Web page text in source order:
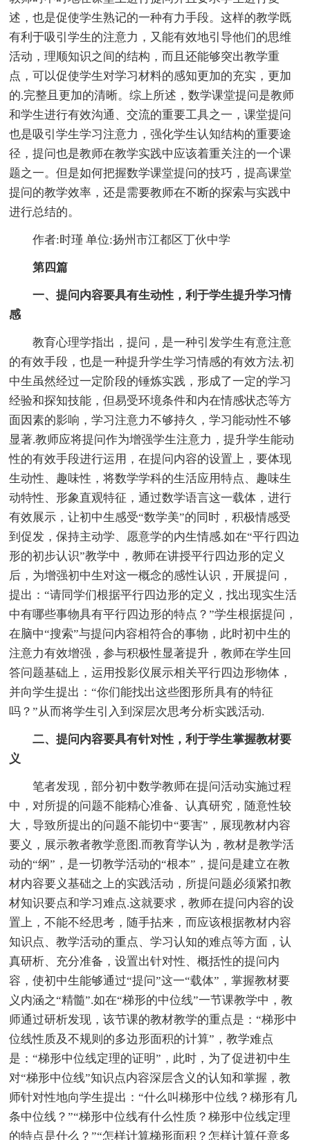
述，也是促使学生熟记的一种有力手段。这样的教学既
有利于吸引学生的注意力，又能有效地引导他们的思维
活动，理顺知识之间的结构，而且还能够突出教学重
点，可以促使学生对学习材料的感知更加的充实，更加
的.完整且更加的清晰。综上所述，数学课堂提问是教师
和学生进行有效沟通、交流的重要工具之一，课堂提问
也是吸引学生学习注意力，强化学生认知结构的重要途
径，提问也是教师在教学实践中应该着重关注的一个课
题之一。但是如何把握数学课堂提问的技巧，提高课堂
提问的教学效率，还是需要教师在不断的探索与实践中
进行总结的。
作者:时瑾 单位:扬州市江都区丁伙中学
第四篇
一、提问内容要具有生动性，利于学生提升学习情
感
教育心理学指出，提问，是一种引发学生有意注意
的有效手段，也是一种提升学生学习情感的有效方法.初
中生虽然经过一定阶段的锤炼实践，形成了一定的学习
经验和探知技能，但易受环境条件和内在情感状态等方
面因素的影响，学习注意力不够持久，学习能动性不够
显著.教师应将提问作为增强学生注意力，提升学生能动
性的有效手段进行运用，在提问内容的设置上，要体现
生动性、趣味性，将数学学科的生活应用特点、趣味生
动特性、形象直观特征，通过数学语言这一载体，进行
有效展示，让初中生感受“数学美”的同时，积极情感受
到促发，保持主动学、愿意学的内生情感.如在“平行四边
形的初步认识”教学中，教师在讲授平行四边形的定义
后，为增强初中生对这一概念的感性认识，开展提问，
提出：“请同学们根据平行四边形的定义，找出现实生活
中有哪些事物具有平行四边形的特点？”学生根据提问，
在脑中“搜索”与提问内容相符合的事物，此时初中生的
注意力有效增强，参与积极性显著提升，教师在学生回
答问题基础上，运用投影仪展示相关平行四边形物体，
并向学生提出：“你们能找出这些图形所具有的特征
吗？”从而将学生引入到深层次思考分析实践活动.
二、提问内容要具有针对性，利于学生掌握教材要
义
笔者发现，部分初中数学教师在提问活动实施过程
中，对所提的问题不能精心准备、认真研究，随意性较
大，导致所提出的问题不能切中“要害”，展现教材内容
要义，展示教者教学意图.而教育学认为，教材是教学活
动的“纲”，是一切教学活动的“根本”，提问是建立在教
材内容要义基础之上的实践活动，所提问题必须紧扣教
材知识要点和学习难点.这就要求，教师在提问内容的设
置上，不能不经思考，随手拈来，而应该根据教材内容
知识点、教学活动的重点、学习认知的难点等方面，认
真研析、充分准备，设置出针对性、概括性的提问内
容，使初中生能够通过“提问”这一“载体”，掌握教材要
义内涵之“精髓”.如在“梯形的中位线”一节课教学中，教
师通过研析发现，该节课的教材教学的重点是：“梯形中
位线性质及不规则的多边形面积的计算”，教学难点
是：“梯形中位线定理的证明”，此时，为了促进初中生
对“梯形中位线”知识点内容深层含义的认知和掌握，教
师针对性地向学生提出：“什么叫梯形中位线？梯形有几
条中位线？”“梯形中位线有什么性质？梯形中位线定理
的特点是什么？”“怎样计算梯形面积？怎样计算任意多